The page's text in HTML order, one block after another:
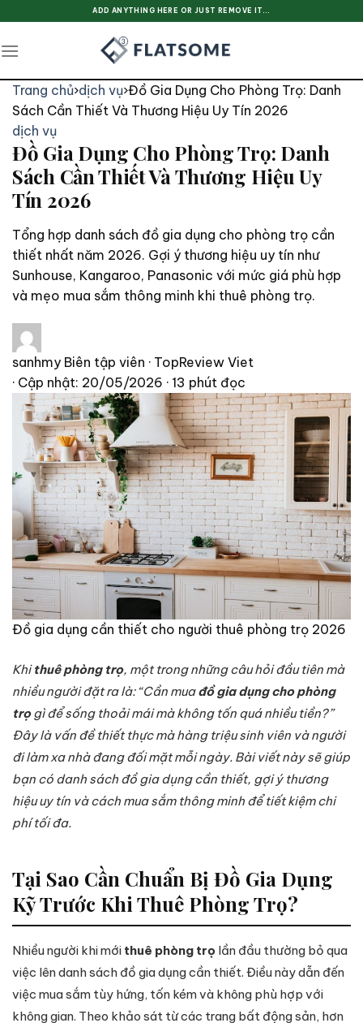
content
ADD ANYTHING HERE OR JUST REMOVE IT...
Trang chủ›dịch vụ›Đồ Gia Dụng Cho Phòng Trọ: Danh
Sách Cần Thiết Và Thương Hiệu Uy Tín 2026
dịch vụ
Đồ Gia Dụng Cho Phòng Trọ: Danh
Sách Cần Thiết Và Thương Hiệu Uy
Tín 2026
Tổng hợp danh sách đồ gia dụng cho phòng trọ cần
thiết nhất năm 2026. Gợi ý thương hiệu uy tín như
Sunhouse, Kangaroo, Panasonic với mức giá phù hợp
và mẹo mua sắm thông minh khi thuê phòng trọ.
sanhmy Biên tập viên · TopReview Viet
· Cập nhật: 20/05/2026 · 13 phút đọc
Đồ gia dụng cần thiết cho người thuê phòng trọ 2026
Khithuê phòng trọ, một trong những câu hỏi đầu tiên mà
nhiều người đặt ra là: “Cần muađồ gia dụng cho phòng
trọgì để sống thoải mái mà không tốn quá nhiều tiền?”
Đây là vấn đề thiết thực mà hàng triệu sinh viên và người
đi làm xa nhà đang đối mặt mỗi ngày. Bài viết này sẽ giúp
bạn có danh sách đồ gia dụng cần thiết, gợi ý thương
hiệu uy tín và cách mua sắm thông minh để tiết kiệm chi
phí tối đa.
Tại Sao Cần Chuẩn Bị Đồ Gia Dụng
Kỹ Trước Khi Thuê Phòng Trọ?
Nhiều người khi mới thuê phòng trọ lần đầu thường bỏ qua
việc lên danh sách đồ gia dụng cần thiết. Điều này dẫn đến
việc mua sắm tùy hứng, tốn kém và không phù hợp với
không gian. Theo khảo sát từ các trang bất động sản, hơn